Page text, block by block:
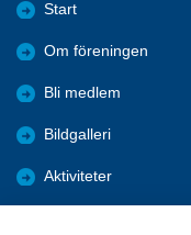
Start
Om föreningen
Bli medlem
Bildgalleri
Aktiviteter